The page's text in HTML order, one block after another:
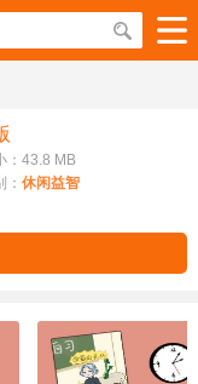
：43.8 MB
： 休闲益智